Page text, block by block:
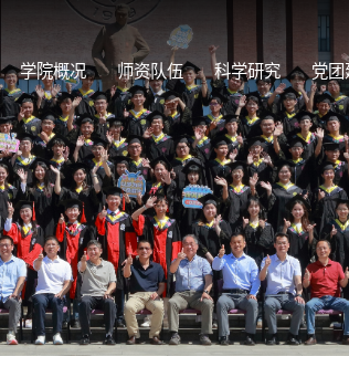
学院概况 师资队伍 科学研究 党团